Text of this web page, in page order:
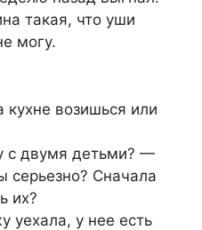
такая, что уши
могу.
кухне возишься или
двумя детьми? —
Сначала
их?
у нее есть